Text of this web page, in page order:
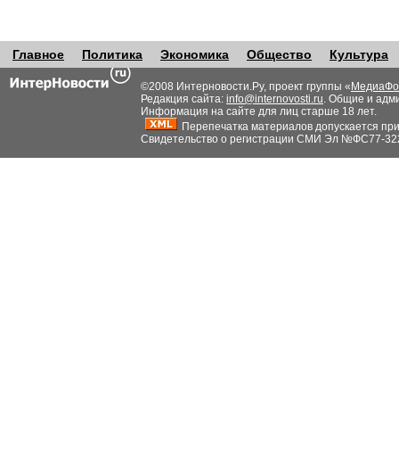
Главное Политика Экономика Общество Культура
©2008 Интерновости.Ру, проект группы «
Редакция сайта: info@internovosti.ru. Общие и
Информация на сайте для лиц старше 18 лет.
Перепечатка материалов допускается
Свидетельство о регистрации СМИ Эл №ФС77-